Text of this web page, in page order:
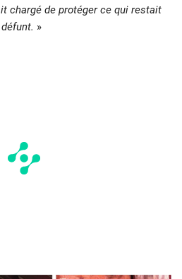
chargé de protéger ce qui restait
»